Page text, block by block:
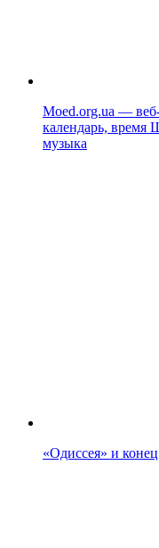
Moed.org.ua —
календарь, время
музыка
«Одиссея» и конец